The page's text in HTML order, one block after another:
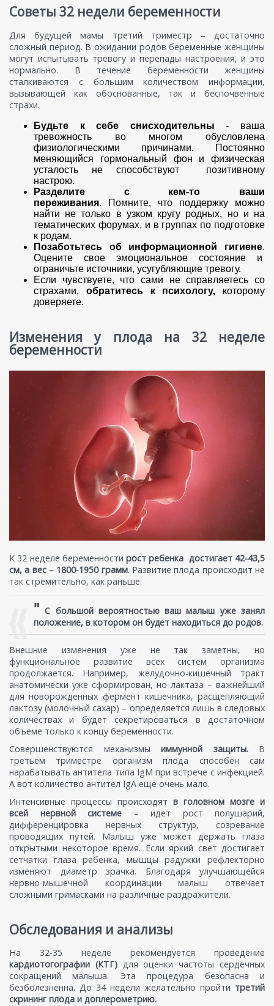
Советы 32 недели беременности
Для будущей мамы третий триместр – достаточно
сложный период. В ожидании родов беременные женщины
могут испытывать тревогу и перепады настроения, и это
нормально. В течение беременности женщины
сталкиваются с большим количеством информации,
вызывающей как обоснованные, так и беспочвенные
страхи.
Будьте к себе снисходительны- ваша
тревожность во многом обусловлена
физиологическими причинами. Постоянно
меняющийся гормональный фон и физическая
усталость не способствуют позитивному
настрою.
Разделите с кем-то ваши
переживания. Помните, что поддержку можно
найти не только в узком кругу родных, но и на
тематических форумах, и в группах по подготовке
к родам.
Позаботьтесь об информационной гигиене.
Оцените свое эмоциональное состояние и
ограничьте источники, усугубляющие тревогу.
Если чувствуете, что сами не справляетесь со
страхами, обратитесь к психологу, которому
доверяете.
Изменения у плода на 32 неделе
беременности
К 32 неделе беременности рост ребенка достигает 42-43,5
см, а вес – 1800-1950 грамм. Развитие плода происходит не
так стремительно, как раньше.
" С большой вероятностью ваш малыш уже занял
положение, в котором он будет находиться до родов.
Внешние изменения уже не так заметны, но
функциональное развитие всех систем организма
продолжается. Например, желудочно-кишечный тракт
анатомически уже сформирован, но лактаза – важнейший
для новорожденных фермент кишечника, расщепляющий
лактозу (молочный сахар) – определяется лишь в следовых
количествах и будет секретироваться в достаточном
объеме только к концу беременности.
Совершенствуются механизмы иммунной защиты.В
третьем триместре организм плода способен сам
нарабатывать антитела типа IgM при встрече с инфекцией.
А вот количество антител IgA еще очень мало.
Интенсивные процессы происходят в головном мозге и
всей нервной системе – идет рост полушарий,
дифференцировка нервных структур, созревание
проводящих путей. Малыш уже может держать глаза
открытыми некоторое время. Если яркий свет достигает
сетчатки глаза ребенка, мышцы радужки рефлекторно
изменяют диаметр зрачка. Благодаря улучшающейся
нервно-мышечной координации малыш отвечает
сложными гримасками на различные раздражители.
Обследования и анализы
На 32-35 неделе рекомендуется проведение
кардиотогографии (КТГ)для оценки частоты сердечных
сокращений малыша. Эта процедура безопасна и
безболезненна. До 34 недели желательно пройти третий
скрининг плода и доплерометрию.